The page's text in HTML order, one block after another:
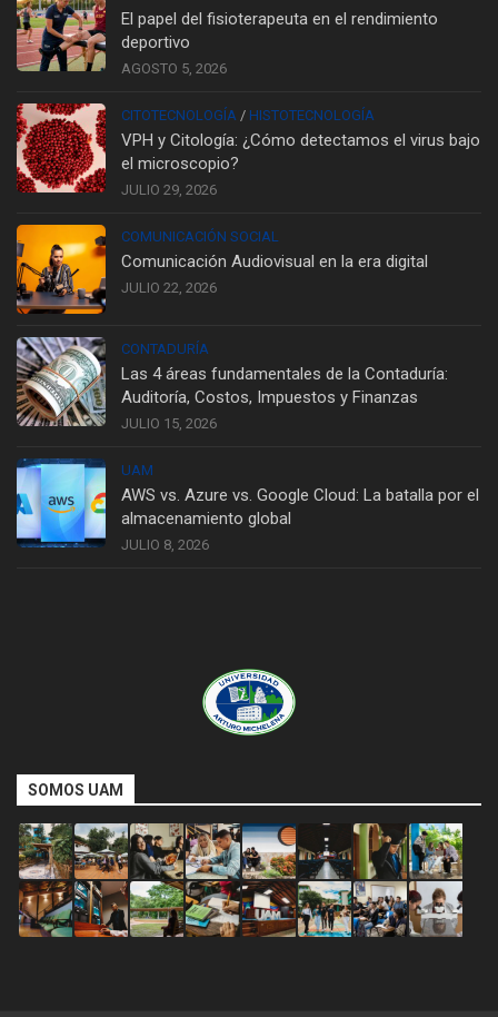
El papel del fisioterapeuta en el rendimiento
deportivo
AGOSTO 5, 2026
CITOTECNOLOGÍA / HISTOTECNOLOGÍA
VPH y Citología: ¿Cómo detectamos el virus bajo
el microscopio?
JULIO 29, 2026
COMUNICACIÓN SOCIAL
Comunicación Audiovisual en la era digital
JULIO 22, 2026
CONTADURÍA
Las 4 áreas fundamentales de la Contaduría:
Auditoría, Costos, Impuestos y Finanzas
JULIO 15, 2026
UAM
AWS vs. Azure vs. Google Cloud: La batalla por el
almacenamiento global
JULIO 8, 2026
SOMOS UAM